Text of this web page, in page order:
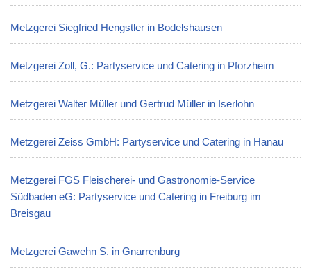
Metzgerei Siegfried Hengstler in Bodelshausen
Metzgerei Zoll, G.: Partyservice und Catering in Pforzheim
Metzgerei Walter Müller und Gertrud Müller in Iserlohn
Metzgerei Zeiss GmbH: Partyservice und Catering in Hanau
Metzgerei FGS Fleischerei- und Gastronomie-Service
Südbaden eG: Partyservice und Catering in Freiburg im
Breisgau
Metzgerei Gawehn S. in Gnarrenburg